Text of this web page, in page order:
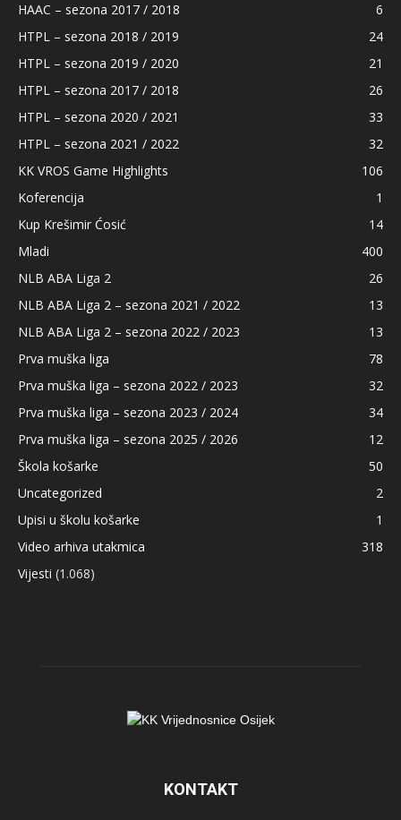
HAAC – sezona 2017 / 2018
6
HTPL – sezona 2018 / 2019
24
HTPL – sezona 2019 / 2020
21
HTPL – sezona 2017 / 2018
26
HTPL – sezona 2020 / 2021
33
HTPL – sezona 2021 / 2022
32
KK VROS Game Highlights
106
Koferencija
1
Kup Krešimir Ćosić
14
Mladi
400
NLB ABA Liga 2
26
NLB ABA Liga 2 – sezona 2021 / 2022
13
NLB ABA Liga 2 – sezona 2022 / 2023
13
Prva muška liga
78
Prva muška liga – sezona 2022 / 2023
32
Prva muška liga – sezona 2023 / 2024
34
Prva muška liga – sezona 2025 / 2026
12
Škola košarke
50
Uncategorized
2
Upisi u školu košarke
1
Video arhiva utakmica
318
Vijesti (1.068)
KONTAKT